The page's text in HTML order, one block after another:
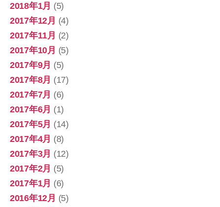
2018年1月 (5)
2017年12月 (4)
2017年11月 (2)
2017年10月 (5)
2017年9月 (5)
2017年8月 (17)
2017年7月 (6)
2017年6月 (1)
2017年5月 (14)
2017年4月 (8)
2017年3月 (12)
2017年2月 (5)
2017年1月 (6)
2016年12月 (5)